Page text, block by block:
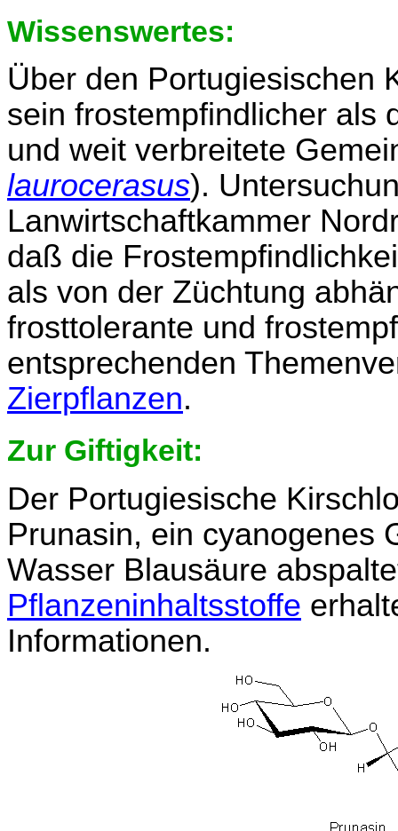
Wissenswertes:
Über den Portugiesischen
sein frostempfindlicher als
und weit verbreitete
laurocerasus).
Lanwirtschaftkammer
daß die
als von der Züchtung
frosttolerante und
entsprechenden
Zierpflanzen.
Zur Giftigkeit:
Der Portugiesische
Prunasin, ein cyanogenes
Wasser Blausäure
Pflanzeninhaltsstoffe
Informationen.